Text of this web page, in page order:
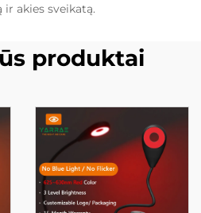
ir akies sveikatą.
produktai